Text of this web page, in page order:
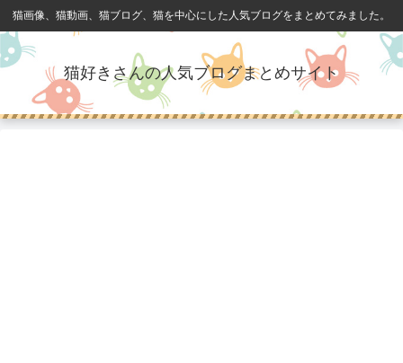
猫画像、猫動画、猫ブログ、猫を中心にした人気ブログをまとめてみました。
猫好きさんの人気ブログまとめサイト